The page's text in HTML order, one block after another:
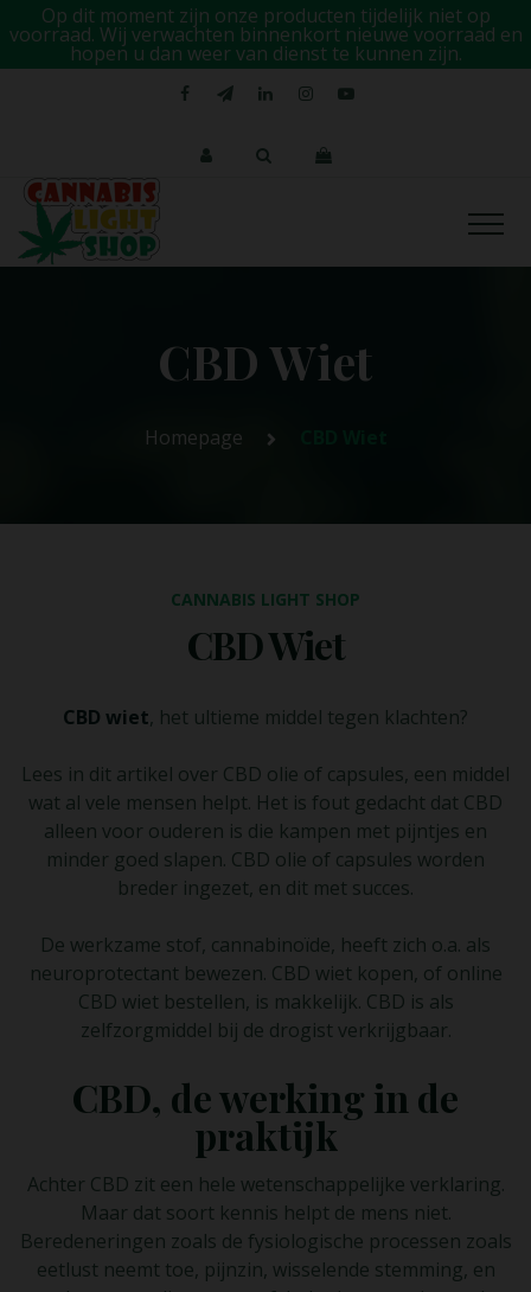
Op dit moment zijn onze producten tijdelijk niet op
voorraad. Wij verwachten binnenkort nieuwe voorraad en
hopen u dan weer van dienst te kunnen zijn.
CBD Wiet
Homepage
CANNABIS LIGHT SHOP
CBD Wiet
CBD wiet, het ultieme middel tegen klachten?
Lees in dit artikel over CBD olie of capsules, een middel
wat al vele mensen helpt. Het is fout gedacht dat CBD
alleen voor ouderen is die kampen met pijntjes en
minder goed slapen. CBD olie of capsules worden
breder ingezet, en dit met succes.
De werkzame stof, cannabinoïde, heeft zich o.a. als
neuroprotectant bewezen. CBD wiet kopen, of online
CBD wiet bestellen, is makkelijk. CBD is als
zelfzorgmiddel bij de drogist verkrijgbaar.
CBD, de werking in de
praktijk
Achter CBD zit een hele wetenschappelijke verklaring.
Maar dat soort kennis helpt de mens niet.
Beredeneringen zoals de fysiologische processen zoals
eetlust neemt toe, pijnzin, wisselende stemming, en